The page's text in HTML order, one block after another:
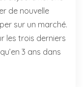
de nouvelle
sur un marché.
les trois derniers
3 ans dans